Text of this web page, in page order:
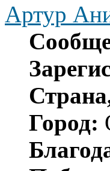
Артур
Город: